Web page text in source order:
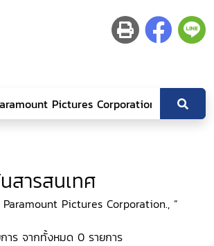
สารสนเทศ
Paramount Pictures Corporation., ”
าร จากทั้งหมด 0 รายการ